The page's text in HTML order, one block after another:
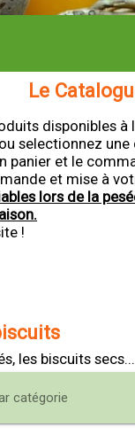
Le
disponibles à
selectionnez
panier et le
et mise à
lors de la
!
les biscuits secs...
catégorie